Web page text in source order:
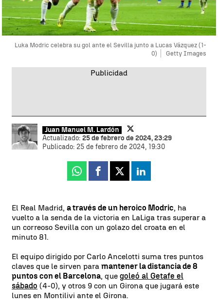
Luka Modric celebra su gol ante el Sevilla junto a Lucas Vázquez (1-
0)
Getty Images
Juan Manuel M. Lardón
Actualizado: 25 de febrero de 2024, 23:29
Publicado: 25 de febrero de 2024, 19:30
Whatsapp
Facebook
X Linkedin
El Real Madrid, a través de un heroico Modric, ha
vuelto a la senda de la victoria en LaLiga tras superar a
un correoso Sevilla con un golazo del croata en el
minuto 81.
El equipo dirigido por Carlo Ancelotti suma tres puntos
claves que le sirven para mantener la distancia de 8
puntos con el Barcelona, que goleó al Getafe el
sábado (4-0), y otros 9 con un Girona que jugará este
lunes en Montilivi ante el Girona.